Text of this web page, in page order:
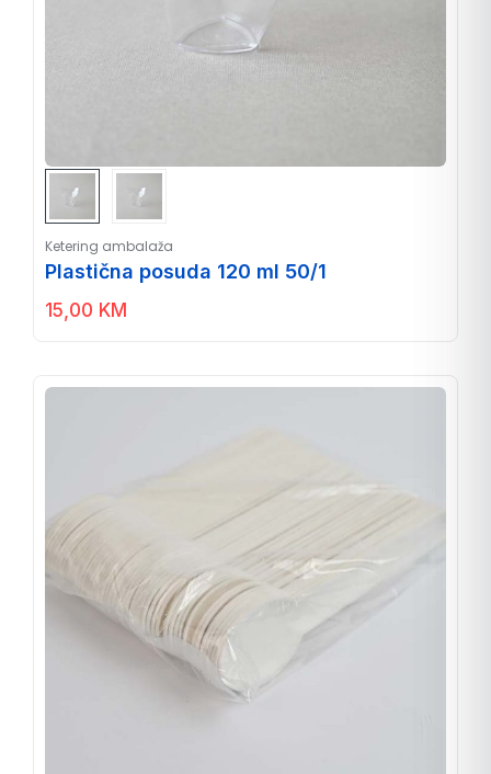
Ketering ambalaža
Plastična posuda 120 ml 50/1
15,00 KM